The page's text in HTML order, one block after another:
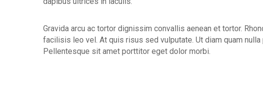
Gravida arcu ac tortor dignissim convallis aenean et tortor.
facilisis leo vel. At quis risus sed vulputate. Ut diam quam
Pellentesque sit amet porttitor eget dolor morbi.